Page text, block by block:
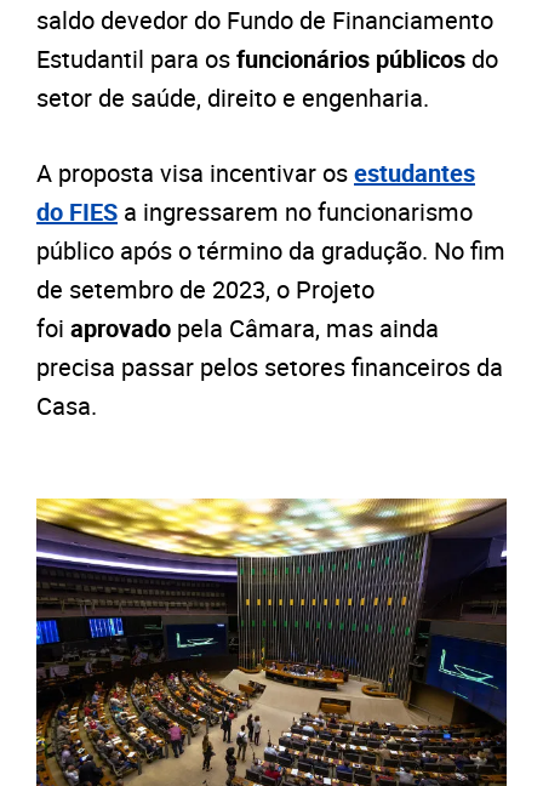
saldo devedor do Fundo de Financiamento
Estudantil para osfuncionários públicos do
setor de saúde, direito e engenharia.
A proposta visa incentivar osestudantes
do FIES a ingressarem no funcionarismo
público após o término da gradução. No fim
de setembro de 2023, o Projeto
foi aprovado pela Câmara, mas ainda
precisa passar pelos setores financeiros da
Casa.